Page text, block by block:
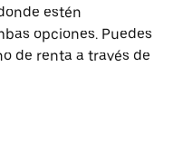
estén
opciones. Puedes
de renta a través de